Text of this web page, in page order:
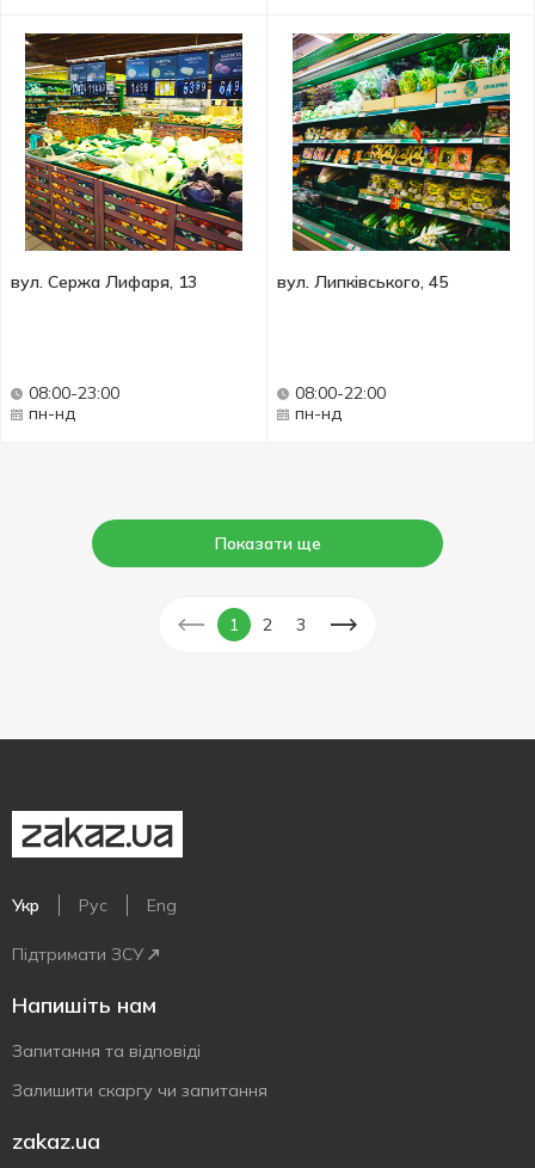
вул. Сержа Лифаря, 13
08:00-23:00
пн-нд
вул. Липківського, 45
08:00-22:00
пн-нд
Показати ще
1 2 3
Укр Рус Eng
Підтримати ЗСУ
Напишіть нам
Запитання та відповіді
Залишити скаргу чи запитання
zakaz.ua